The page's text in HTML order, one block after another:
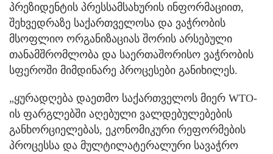
პრეზიდენტის პრესსამსახურის ინფორმაციით,
შეხვედრაზე საქართველოსა და ვაჭრობის
მსოფლიო ორგანიზაციას შორის არსებული
თანამშრომლობა და საერთაშორისო ვაჭრობის
სფეროში მიმდინარე პროცესები განიხილეს.
„ყურადღება დაეთმო საქართველოს მიერ WTO-
ის ფარგლებში აღებული ვალდებულებების
განხორციელებას, ეკონომიკური რეფორმების
პროცესსა და მულტილატერალური სავაჭრო